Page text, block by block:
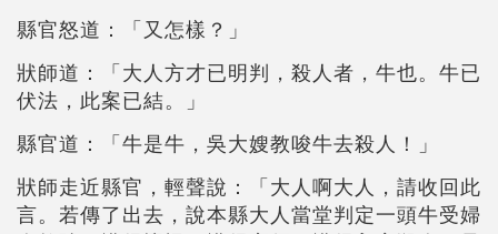
縣官怒道：「又怎樣？」
狀師道：「大人方才已明判，殺人者，牛也。牛已
伏法，此案已結。」
縣官道：「牛是牛，吳大嫂教唆牛去殺人！」
狀師走近縣官，輕聲說：「大人啊大人，請收回此
言。若傳了出去，說本縣大人當堂判定一頭牛受婦